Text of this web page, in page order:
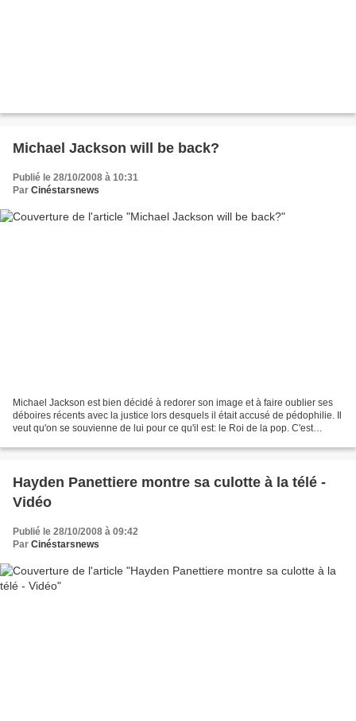
Michael Jackson will be back?
Publié le 28/10/2008 à 10:31
Par Cinéstarsnews
Michael Jackson est bien décidé à redorer son image et à faire oublier ses
déboires récents avec la justice lors desquels il était accusé de pédophilie. Il
veut qu'on se souvienne de lui pour ce qu'il est: le Roi de la pop. C'est
Hayden Panettiere montre sa culotte à la télé -
Vidéo
Publié le 28/10/2008 à 09:42
Par Cinéstarsnews